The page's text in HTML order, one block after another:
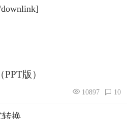
版）
10897 10
换